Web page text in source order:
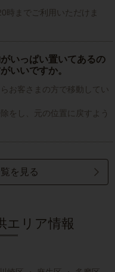
時までご利用いただけま
いっぱい置いてあるの
いいですか。
お客さまの方で移動してい
をし、元の位置に戻すよう
を見る
エリア情報